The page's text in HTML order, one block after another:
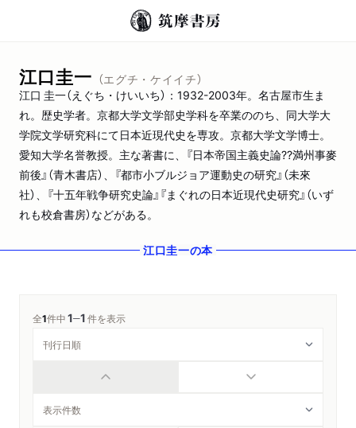
江口圭一 （エグチ・ケイイチ）
江口 圭一（えぐち・けいいち）：1932-2003年。名古屋市生ま
れ。歴史学者。京都大学文学部史学科を卒業ののち、同大学大
学院文学研究科にて日本近現代史を専攻。京都大学文学博士。
愛知大学名誉教授。主な著書に、『日本帝国主義史論??満州事麥
前後』（青木書店）、『都市小ブルジョア運動史の研究』（未來
社）、『十五年戦争研究史論』『まぐれの日本近現代史研究』（いず
れも校倉書房）などがある。
江口圭一の本
全1件中1─1件を表示